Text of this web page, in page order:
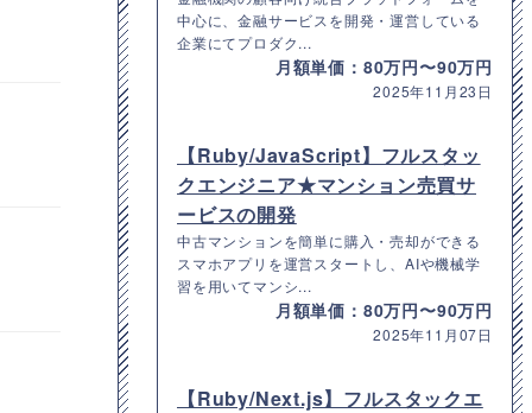
中心に、金融サービスを開発・運営している
企業にてプロダク...
月額単価：80万円〜90万円
2025年11月23日
【Ruby/JavaScript】フルスタッ
クエンジニア★マンション売買サ
ービスの開発
中古マンションを簡単に購入・売却ができる
スマホアプリを運営スタートし、AIや機械学
習を用いてマンシ...
月額単価：80万円〜90万円
2025年11月07日
【Ruby/Next.js】フルスタックエ